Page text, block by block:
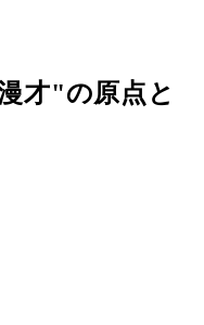
才"の原点と